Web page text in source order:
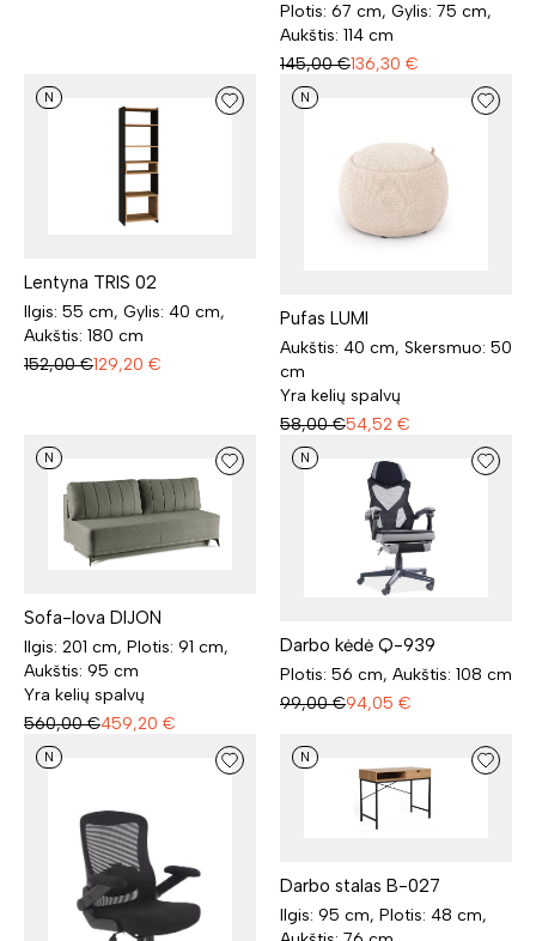
Plotis: 67 cm, Gylis: 75 cm,
Aukštis: 114 cm
145,00 €136,30 €
N
Lentyna TRIS 02
Ilgis: 55 cm, Gylis: 40 cm,
Aukštis: 180 cm
152,00 €129,20 €
N
Pufas LUMI
Aukštis: 40 cm, Skersmuo: 50
cm
Yra kelių spalvų
58,00 €54,52 €
N
Sofa-lova DIJON
Ilgis: 201 cm, Plotis: 91 cm,
Aukštis: 95 cm
Yra kelių spalvų
560,00 €459,20 €
N
Darbo kėdė Q-939
Plotis: 56 cm, Aukštis: 108 cm
99,00 €94,05 €
N N
Darbo stalas B-027
Ilgis: 95 cm, Plotis: 48 cm,